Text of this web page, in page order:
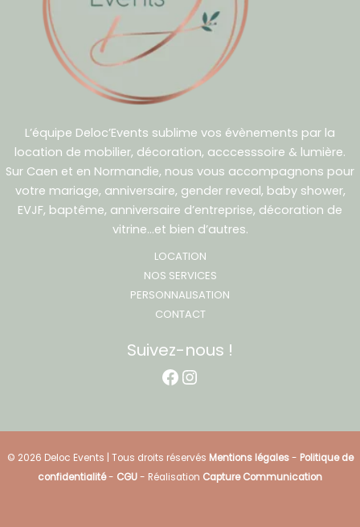
L’équipe Deloc’Events sublime vos évènements par la
location de mobilier, décoration, acccesssoire & lumière.
Sur Caen et en Normandie, nous vous accompagnons pour
votre mariage, anniversaire, gender reveal, baby shower,
EVJF, baptême, anniversaire d’entreprise, décoration de
vitrine…et bien d’autres.
LOCATION
NOS SERVICES
PERSONNALISATION
CONTACT
Suivez-nous !
Facebook
Instagram
© 2026 Deloc Events | Tous droits réservés Mentions légales- Politique de
confidentialité- CGU- Réalisation Capture Communication